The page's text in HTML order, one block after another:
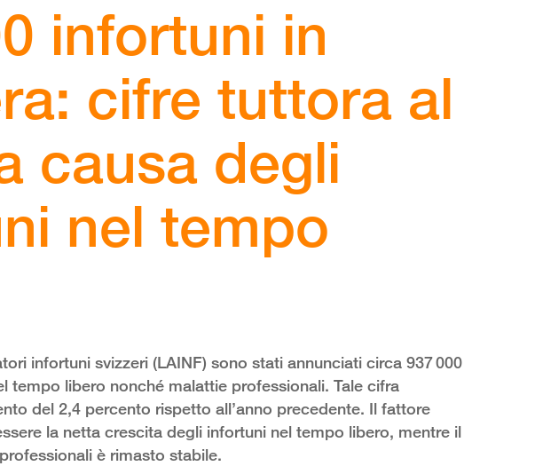
infortuni in
cifre tuttora al
causa degli
nel tempo
infortuni svizzeri (LAINF) sono stati annunciati circa 937 000
tempo libero nonché malattie professionali. Tale cifra
del 2,4 percento rispetto all’anno precedente. Il fattore
la netta crescita degli infortuni nel tempo libero, mentre il
è rimasto stabile.